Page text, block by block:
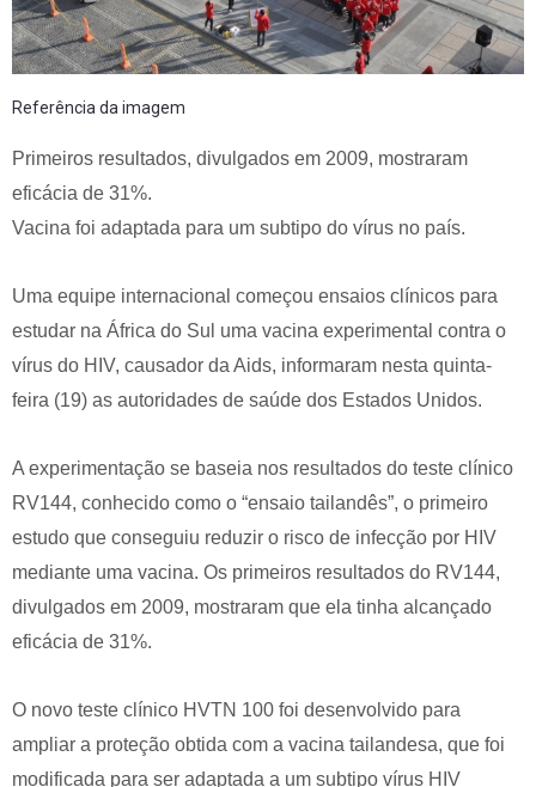
Referência da imagem
Primeiros resultados, divulgados em 2009, mostraram
eficácia de 31%.
Vacina foi adaptada para um subtipo do vírus no país.
Uma equipe internacional começou ensaios clínicos para
estudar na África do Sul uma vacina experimental contra o
vírus do HIV, causador da Aids, informaram nesta quinta-
feira (19) as autoridades de saúde dos Estados Unidos.
A experimentação se baseia nos resultados do teste clínico
RV144, conhecido como o “ensaio tailandês”, o primeiro
estudo que conseguiu reduzir o risco de infecção por HIV
mediante uma vacina. Os primeiros resultados do RV144,
divulgados em 2009, mostraram que ela tinha alcançado
eficácia de 31%.
O novo teste clínico HVTN 100 foi desenvolvido para
ampliar a proteção obtida com a vacina tailandesa, que foi
modificada para ser adaptada a um subtipo vírus HIV